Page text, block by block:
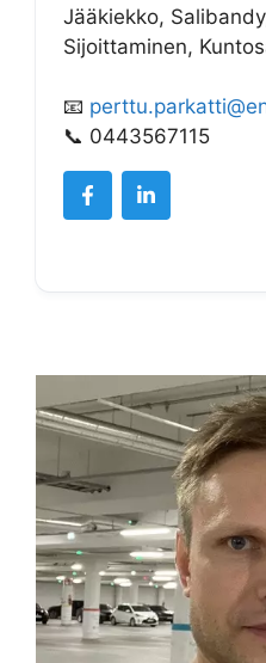
Jääkiekko,
Sijoittaminen,
📧
📞 0443567115